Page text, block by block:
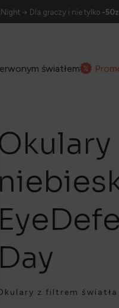
→ Dla graczy i nie tylko -
światłem
Day
z filtrem